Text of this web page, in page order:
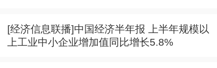
[经济信息联播]中国经济半年报 上半年规模以
上工业中小企业增加值同比增长5.8%